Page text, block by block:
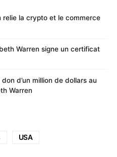
relie la crypto et le commerce
Warren signe un certificat
d’un million de dollars au
Warren
USA